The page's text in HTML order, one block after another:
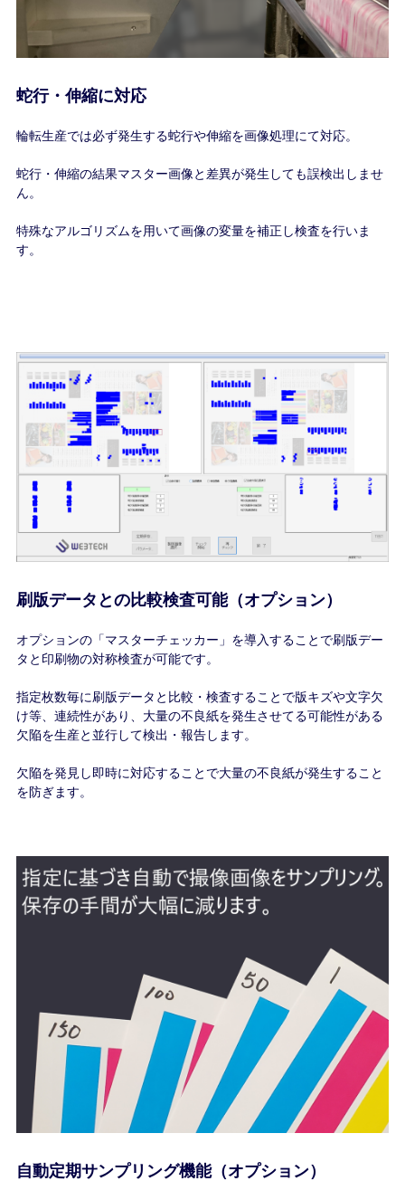
蛇行・伸縮に対応
輪転生産では必ず発生する蛇行や伸縮を画像処理にて対応。
蛇行・伸縮の結果マスター画像と差異が発生しても誤検出しませ
ん。
特殊なアルゴリズムを用いて画像の変量を補正し検査を行いま
す。
刷版データとの比較検査可能（オプション）
オプションの「マスターチェッカー」を導入することで刷版デー
タと印刷物の対称検査が可能です。
指定枚数毎に刷版データと比較・検査することで版キズや文字欠
け等、連続性があり、大量の不良紙を発生させてる可能性がある
欠陥を生産と並行して検出・報告します。
欠陥を発見し即時に対応することで大量の不良紙が発生すること
を防ぎます。
自動定期サンプリング機能（オプション）